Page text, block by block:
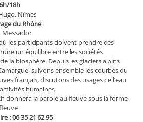
18h
Nîmes
du Rhône
Messador
les participants doivent prendre des
un équilibre entre les sociétés
la biosphère. Depuis les glaciers alpins
suivons ensemble les courbes du
français, discutons des usages de l’eau
humaines.
donnera la parole au fleuve sous la forme
: 06 35 21 62 95